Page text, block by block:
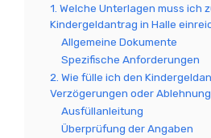
1. Welche Unterlagen muss ich
Kindergeldantrag in Halle
Allgemeine Dokumente
Spezifische Anforderungen
2. Wie fülle ich den
Verzögerungen oder
Ausfüllanleitung
Überprüfung der Angaben